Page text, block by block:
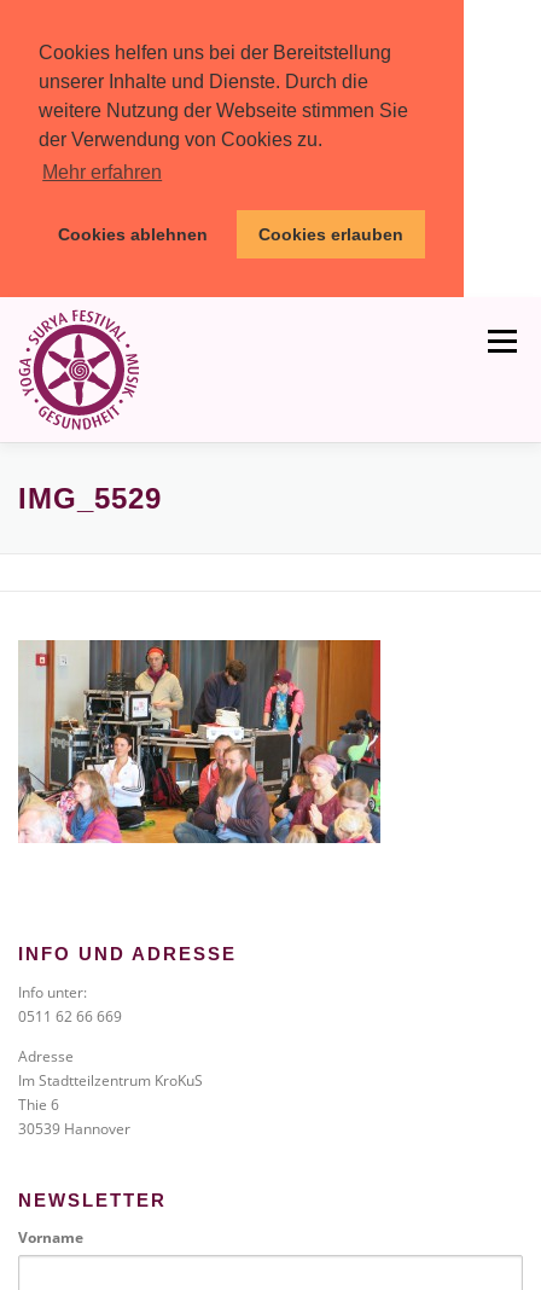
Cookies helfen uns bei der Bereitstellung
unserer Inhalte und Dienste. Durch die
weitere Nutzung der Webseite stimmen Sie
der Verwendung von Cookies zu.
Mehr erfahren
Cookies ablehnen Cookies erlauben
Inhalt
springen
Menü
HOME PROGRAMM
KONTAKT
IMG_5529
INFO UND ADRESSE
Info unter:
0511 62 66 669
Adresse
Im Stadtteilzentrum KroKuS
Thie 6
30539 Hannover
NEWSLETTER
Vorname